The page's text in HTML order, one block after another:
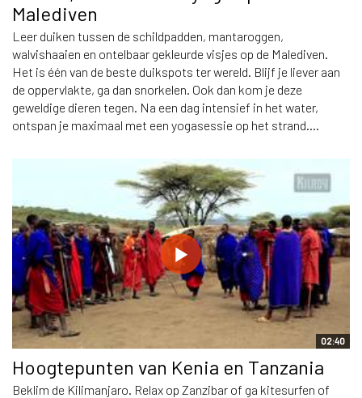
Malediven
Leer duiken tussen de schildpadden, mantaroggen,
walvishaaien en ontelbaar gekleurde visjes op de Malediven.
Het is één van de beste duikspots ter wereld. Blijf je liever aan
de oppervlakte, ga dan snorkelen. Ook dan kom je deze
geweldige dieren tegen. Na een dag intensief in het water,
ontspan je maximaal met een yogasessie op het strand....
02:40
Hoogtepunten van Kenia en Tanzania
Beklim de Kilimanjaro. Relax op Zanzibar of ga kitesurfen of